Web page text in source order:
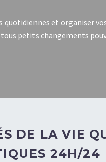
et organiser
petits changements
DE LA VIE
24H/24